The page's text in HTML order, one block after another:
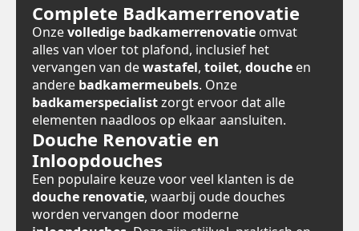
Complete Badkamerrenovatie
Onzevolledige badkamerrenovatie omvat
alles van vloer tot plafond, inclusief het
vervangen van dewastafel, toilet, douche en
andere badkamermeubels. Onze
badkamerspecialistzorgt ervoor dat alle
elementen naadloos op elkaar aansluiten.
Douche Renovatie en
Inloopdouches
Een populaire keuze voor veel klanten is de
douche renovatie, waarbij oude douches
worden vervangen door moderne